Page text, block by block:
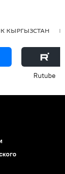
КЫРГЫЗСТАН
Rutube